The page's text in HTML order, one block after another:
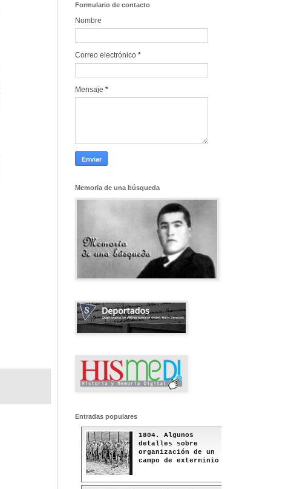
Formulario de contacto
Nombre
Correo electrónico *
Mensaje *
Memoria de una búsqueda
Entradas populares
1804. Algunos
detalles sobre
organización de un
campo de exterminio